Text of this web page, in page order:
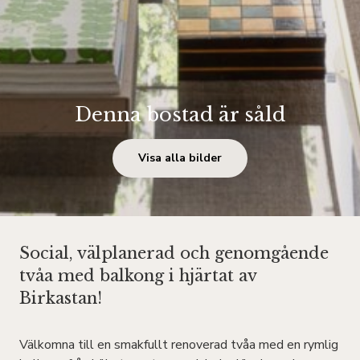
Denna bostad är såld
Visa alla bilder
Social, välplanerad och genomgående
tvåa med balkong i hjärtat av
Birkastan!
Välkomna till en smakfullt renoverad tvåa med en rymlig